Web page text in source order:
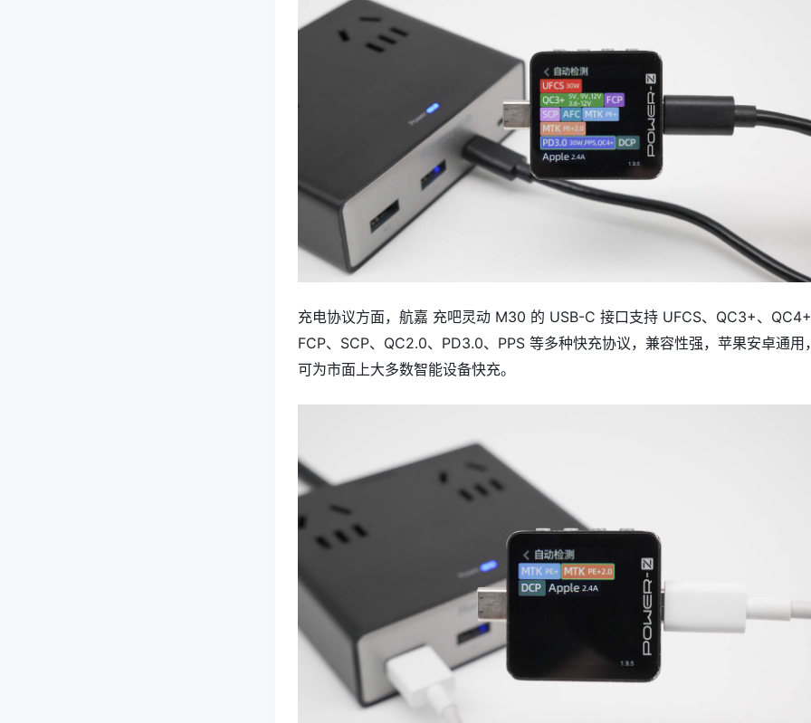
充电协议方面，航嘉 充吧灵动 M30 的 USB-C 接口支持 UFCS、 QC3+、
FCP、SCP、QC2.0、PD3.0、PPS 等多种快充协议，兼容性强， 苹果安卓通用
可为市面上大多数智能设备快充。